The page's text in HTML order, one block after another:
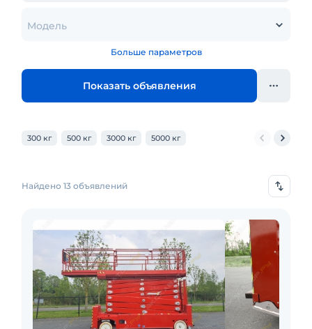
Модель
Больше параметров
Показать объявления
300 кг 500 кг 3000 кг 5000 кг
Найдено 13 объявлений